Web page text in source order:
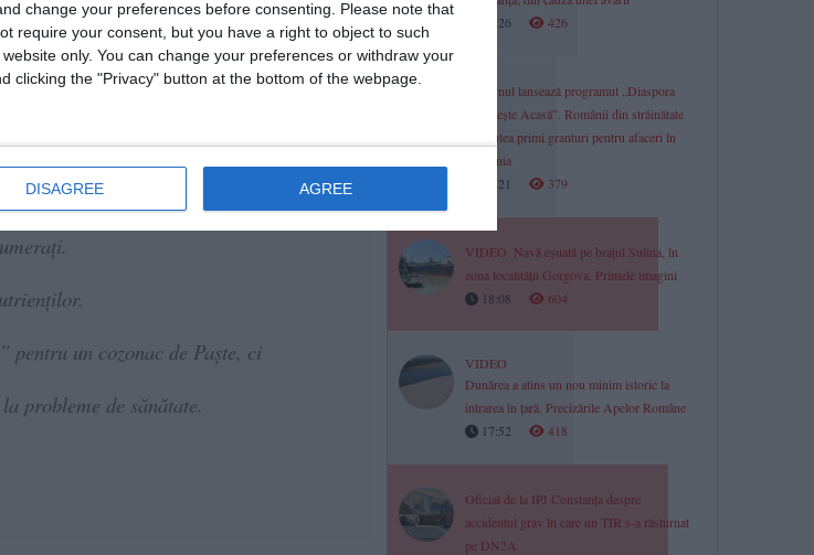
change your preferences before consenting.
Please note that
require your consent, but you have a right to object to such
only. You can change your preferences or withdraw your
clicking the "Privacy" button at the bottom of the webpage.
DISAGREE AGREE
mac), procentul trebuie declarat
pentru un cozonac de Paște, ci
probleme de sănătate.
18:26
426
Guvernul lansează programul „Diaspora
Investește Acasă”. Românii din străinătate
vor putea primi granturi pentru afaceri în
România
18:21
379
VIDEO. Navă eșuată pe brațul Sulina, în
zona localității Gorgova. Primele imagini
18:08
604
VIDEO
Dunărea a atins un nou minim istoric la
intrarea în țară. Precizările Apelor Române
17:52
418
Oficial de la IPJ Constanța despre
accidentul grav în care un TIR s-a răsturnat
pe DN2A